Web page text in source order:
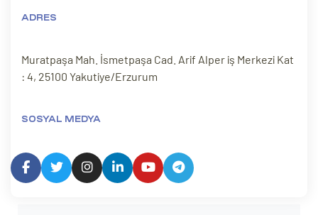
ADRES
Muratpaşa Mah. İsmetpaşa Cad. Arif Alper iş Merkezi Kat
: 4, 25100 Yakutiye/Erzurum
SOSYAL MEDYA